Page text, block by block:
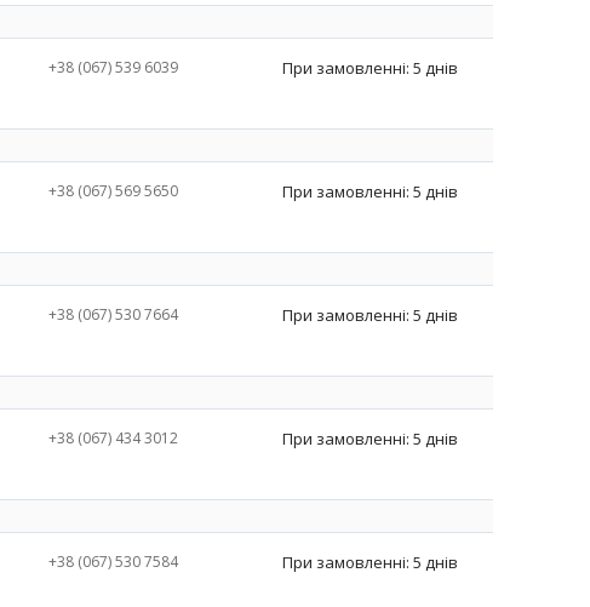
+38 (067) 539 6039 При замовленні: 5 днів
+38 (067) 569 5650 При замовленні: 5 днів
+38 (067) 530 7664 При замовленні: 5 днів
+38 (067) 434 3012 При замовленні: 5 днів
+38 (067) 530 7584 При замовленні: 5 днів